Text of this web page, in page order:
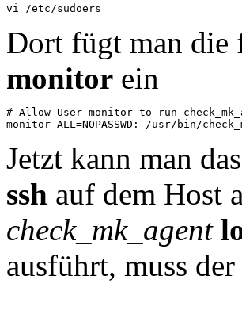
vi /etc/sudoers
Dort fügt man die
monitor ein
# Allow User monitor to run
Jetzt kann man
ssh auf dem Host
check_mk_agent
ausführt, muss